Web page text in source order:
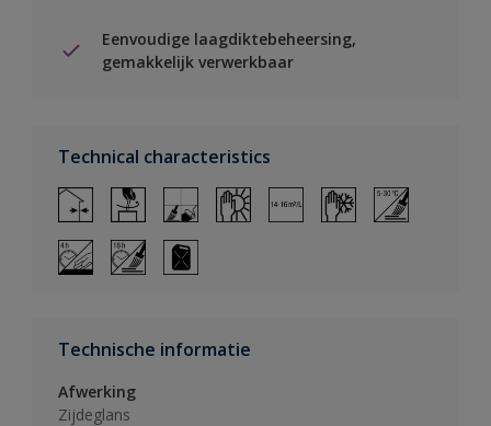
Eenvoudige laagdiktebeheersing,
gemakkelijk verwerkbaar
Technical characteristics
Technische informatie
Afwerking
Zijdeglans